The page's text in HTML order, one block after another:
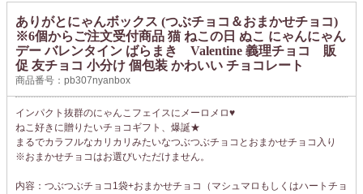
ありがとにゃんボックス (つぶチョコ＆おまかせチョコ)
※6個からご注文受付商品 猫 ねこの日 ぬこ にゃんにゃん
デー バレンタイン ばらまき Valentine 義理チョコ 販
促 友チョコ 小分け 個包装 かわいい チョコレート
商品番号：pb307nyanbox
インパクト抜群のにゃんこフェイスにメーロメロ♥
ねこ好きに贈りたいチョコギフト、爆誕★
まるでカラフルなカリカリみたいなつぶつぶチョコとおまかせチョコ入り
※おまかせチョコはお選びいただけません。
内容：つぶつぶチョコ1袋+おまかせチョコ（マシュマロもしくはハートチョ